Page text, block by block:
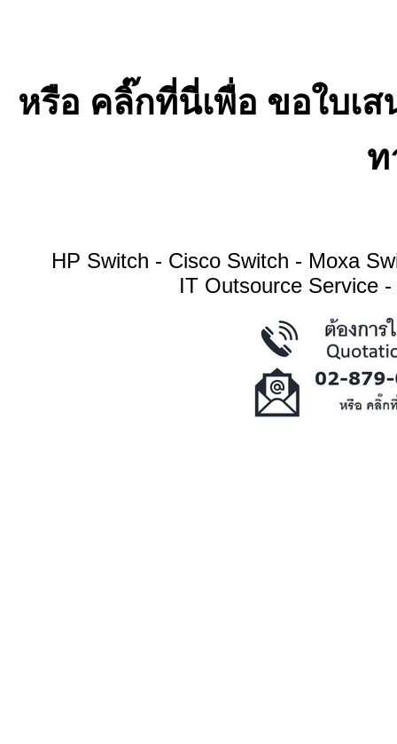
หรือ คลิ๊กที่นี่เพื่อ ขอใบเ
ท
HP Switch - Cisco Switch - Moxa
IT Outsource Service